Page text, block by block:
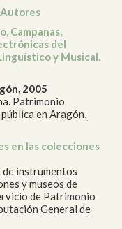
Campanas,
del
y Musical.
2005
Patrimonio
en Aragón,
en las colecciones
instrumentos
y museos de
de Patrimonio
General de